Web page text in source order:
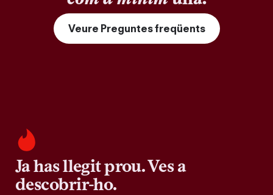
Veure Preguntes freqüents
Ja has llegit prou. Ves a
descobrir-ho.